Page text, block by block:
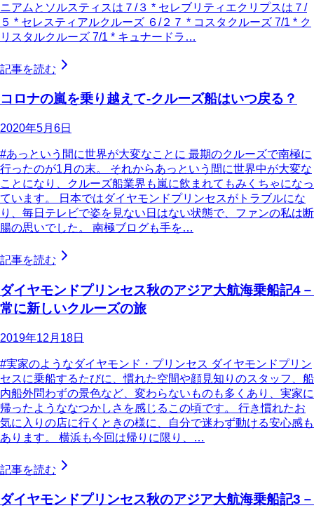
ニアムとソルスティスは７/３ * セレブリティエクリプスは７/
５ * セレスティアルクルーズ ６/２７ * コスタクルーズ 7/1 * ク
リスタルクルーズ 7/1 * キュナードラ…
記事を読む
コロナの嵐を乗り越えて-クルーズ船はいつ戻る？
2020年5月6日
#あっという間に世界が大変なことに 最期のクルーズで南極に
行ったのが1月の末。 それからあっという間に世界中が大変な
ことになり、クルーズ船業界も嵐に飲まれてもみくちゃになっ
ています。 日本ではダイヤモンドプリンセスがトラブルにな
り、毎日テレビで姿を見ない日はない状態で、ファンの私は断
腸の思いでした。 南極ブログも手を…
記事を読む
ダイヤモンドプリンセス秋のアジア大航海乗船記4－
常に新しいクルーズの旅
2019年12月18日
#実家のようなダイヤモンド・プリンセス ダイヤモンドプリン
セスに乗船するたびに、慣れた空間や顔見知りのスタッフ、船
内船外問わずの景色など、変わらないものも多くあり、実家に
帰ったようななつかしさを感じるこの頃です。 行き慣れたお
気に入りの店に行くときの様に、自分で迷わず動ける安心感も
あります。 横浜も今回は帰りに限り、…
記事を読む
ダイヤモンドプリンセス秋のアジア大航海乗船記3－